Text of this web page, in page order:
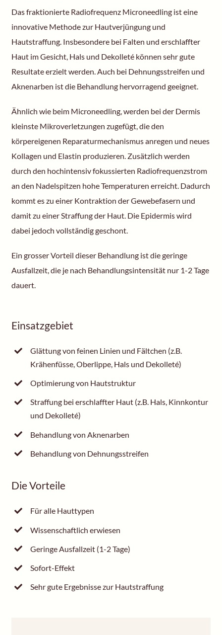
Das fraktionierte Radiofrequenz Microneedling ist eine
innovative Methode zur Hautverjüngung und
Hautstraffung. Insbesondere bei Falten und erschlaffter
Haut im Gesicht, Hals und Dekolleté können sehr gute
Resultate erzielt werden. Auch bei Dehnungsstreifen und
Aknenarben ist die Behandlung hervorragend geeignet.
Ähnlich wie beim Microneedling, werden bei der Dermis
kleinste Mikroverletzungen zugefügt, die den
körpereigenen Reparaturmechanismus anregen und neues
Kollagen und Elastin produzieren. Zusätzlich werden
durch den hochintensiv fokussierten Radiofrequenzstrom
an den Nadelspitzen hohe Temperaturen erreicht. Dadurch
kommt es zu einer Kontraktion der Gewebefasern und
damit zu einer Straffung der Haut. Die Epidermis wird
dabei jedoch vollständig geschont.
Ein grosser Vorteil dieser Behandlung ist die geringe
Ausfallzeit, die je nach Behandlungsintensität nur 1-2 Tage
dauert.
Einsatzgebiet
Glättung von feinen Linien und Fältchen (z.B.
Krähenfüsse, Oberlippe, Hals und Dekolleté)
Optimierung von Hautstruktur
Straffung bei erschlaffter Haut (z.B. Hals, Kinnkontur
und Dekolleté)
Behandlung von Aknenarben
Behandlung von Dehnungsstreifen
Die Vorteile
Für alle Hauttypen
Wissenschaftlich erwiesen
Geringe Ausfallzeit (1-2 Tage)
Sofort-Effekt
Sehr gute Ergebnisse zur Hautstraffung